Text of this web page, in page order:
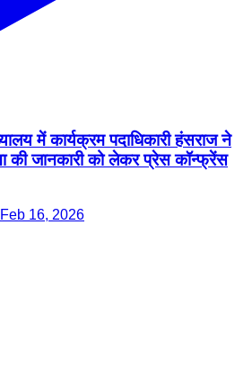
में कार्यक्रम पदाधिकारी हंसराज ने
जानकारी को लेकर प्रेस कॉन्फ्रेंस
16, 2026